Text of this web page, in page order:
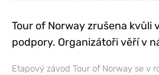
Tour of Norway zrušena kvůli
podpory. Organizátoři věří v
Etapový závod Tour of Norway se v